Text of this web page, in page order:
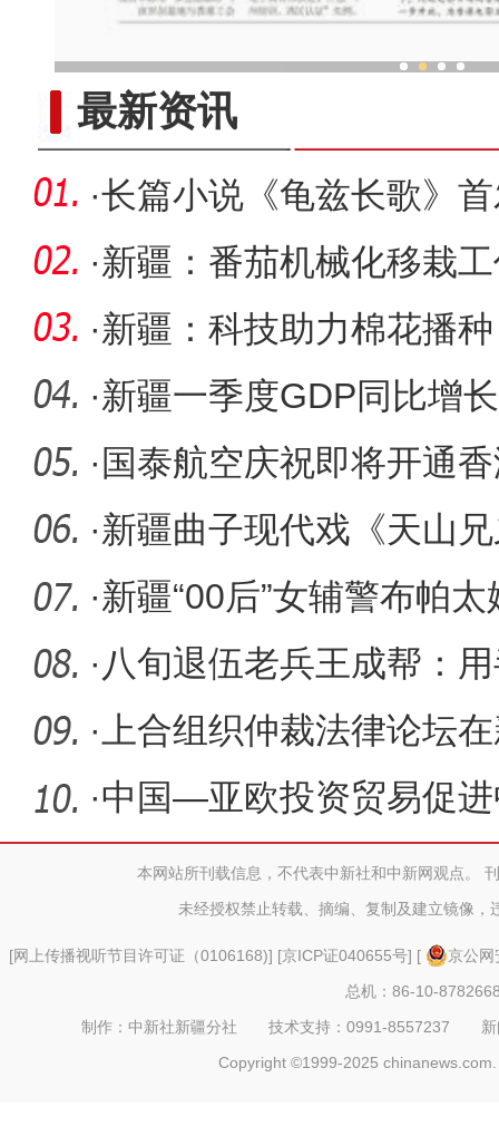
最新资讯
·长篇小说《龟兹长歌》
·新疆：番茄机械化移栽
·新疆：科技助力棉花播
·新疆一季度GDP同比增
释放
· 国泰航空庆祝即将开通
航班
·新疆曲子现代戏《天山
·新疆“00后”女辅警布帕
民警察
· 八旬退伍老兵王成帮：
绿装
· 上合组织仲裁法律论坛
·中国—亚欧投资贸易促
本网站所刊载信息，不代表中新社和中新网观点。
未经授权禁止转载、摘编、复制及建立镜像，
[网上传播视听节目许可证（0106168)] [京ICP证040655号] [
京公
总机：86-10-
制作：中新社新疆分社 技术支持：0991-8557237
Copyright ©1999-2025